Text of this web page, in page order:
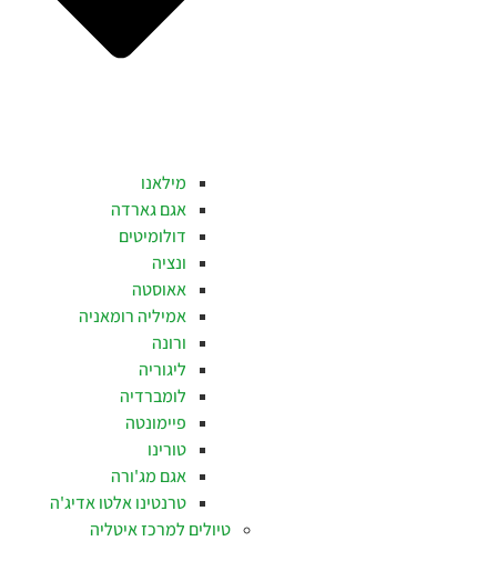
מילאנו
אגם גארדה
דולומיטים
ונציה
אאוסטה
אמיליה רומאניה
ורונה
ליגוריה
לומברדיה
פיימונטה
טורינו
אגם מג'ורה
טרנטינו אלטו אדיג'ה
טיולים למרכז איטליה